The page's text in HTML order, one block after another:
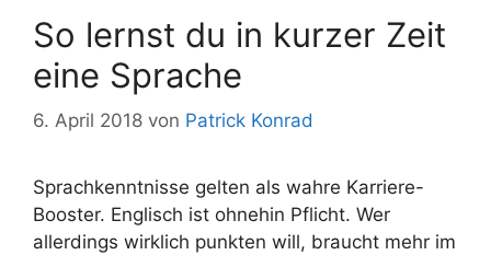
So lernst du in kurzer Zeit
eine Sprache
6. April 2018 von Patrick Konrad
Sprachkenntnisse gelten als wahre Karriere-
Booster. Englisch ist ohnehin Pflicht. Wer
allerdings wirklich punkten will, braucht mehr im